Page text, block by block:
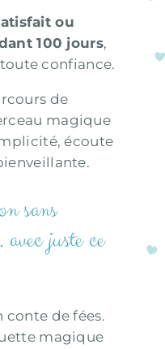
ou
100 jours,
confiance.
de
magique
écoute
sans
juste ce
conte de fées.
magique